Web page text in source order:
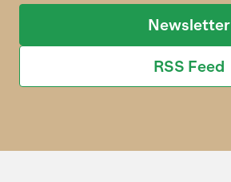
Newsletter
RSS Feed